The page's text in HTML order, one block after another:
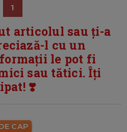
1
articolul sau ți-a
l cu un
le pot fi
sau tătici. Îți
❣️
CAP